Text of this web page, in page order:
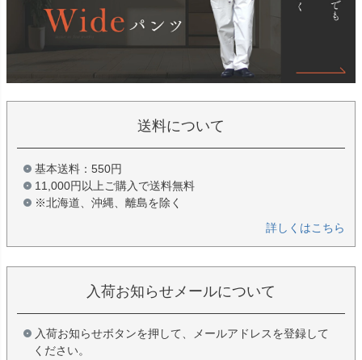
送料について
基本送料：550円
11,000円以上ご購入で送料無料
※北海道、沖縄、離島を除く
詳しくはこちら
入荷お知らせメールについて
入荷お知らせボタンを押して、メールアドレスを登録して
ください。